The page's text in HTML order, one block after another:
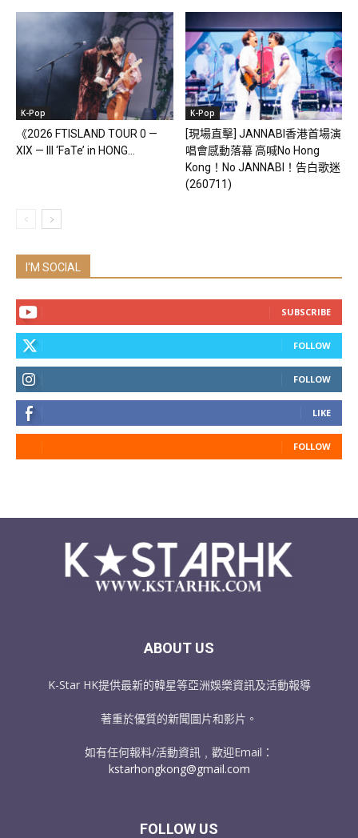
K-Pop
《2026 FTISLAND TOUR 0 —
XIX — III ‘FaTe’ in HONG...
K-Pop
[現場直擊] JANNABI香港首場演
唱會感動落幕 高喊No Hong
Kong！No JANNABI！告白歌迷
(260711)
I'M SOCIAL
SUBSCRIBE
FOLLOW
FOLLOW
LIKE
FOLLOW
ABOUT US
K-Star HK提供最新的韓星等亞洲娛樂資訊及活動報導
著重於優質的新聞圖片和影片。
如有任何報料/活動資訊﹐歡迎Email：
kstarhongkong@gmail.com
FOLLOW US